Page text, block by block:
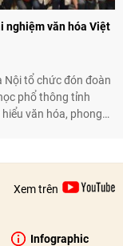
nghiệm văn hóa Việt
Nội tổ chức đón đoàn
phổ thông tỉnh
văn hóa, phong
Xem trên
Infographic